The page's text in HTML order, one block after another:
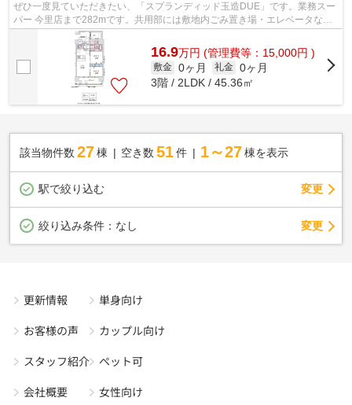
ぜひ一度見ていただきたい、「スプランディッド玉造DUE」です。業務スー
パー 今里店まで282mです。共用部には敷地内ごみ置き場・エレベータなど
が揃っており、とても充実しています。...
16.9万円 (管理費等：15,000円 )
敷金 0ヶ月 礼金 0ヶ月
3階 / 2LDK / 45.36㎡
該当物件数 27棟 空き数 51 件 1～27 棟を表示
駅で絞り込む 変更
絞り込み条件： なし 変更
更新情報
お客様の声
スタッフ紹介
会社概要
単身向け
カップル向け
ペット可
女性向け